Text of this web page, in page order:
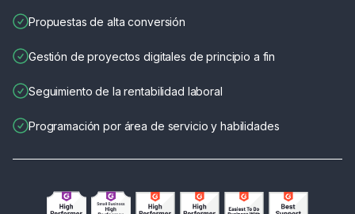
Propuestas de alta conversión
Gestión de proyectos digitales de principio a fin
Seguimiento de la rentabilidad laboral
Programación por área de servicio y habilidades